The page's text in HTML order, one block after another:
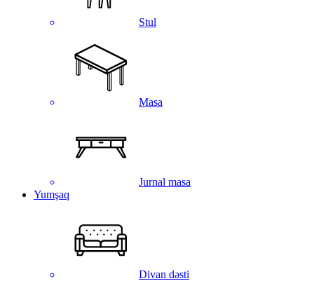
Stul
Masa
Jurnal masa
Yumşaq
Divan dəsti